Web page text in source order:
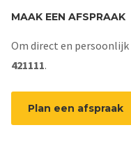
MAAK EEN AFSPRAAK
Om direct en
421111.
Plan een afspraak